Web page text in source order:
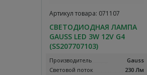
Артикул товара: 071107
СВЕТОДИОДНАЯ ЛАМПА
GAUSS LED 3W 12V G4
(SS207707103)
Производитель
Gauss
Световой поток
230 Лм